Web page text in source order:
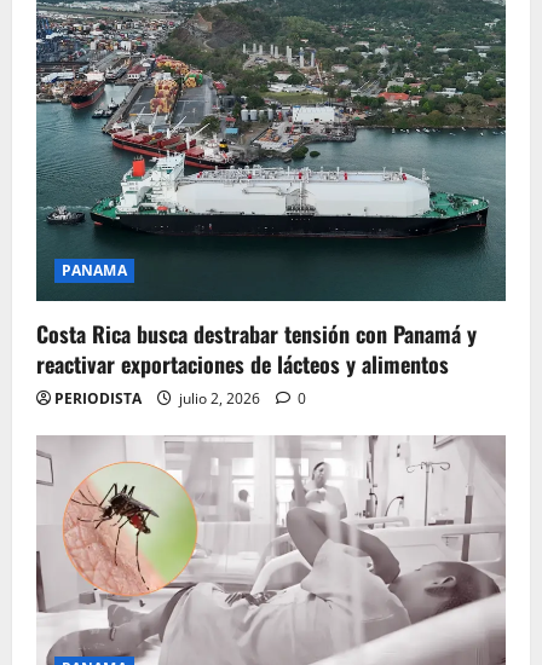
PANAMA
Costa Rica busca destrabar tensión con Panamá y
reactivar exportaciones de lácteos y alimentos
PERIODISTA julio 2, 2026 0